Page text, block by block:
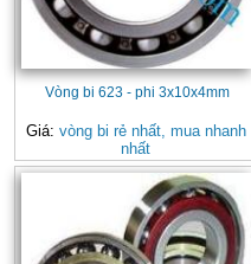
Vòng bi 623 - phi 3x10x4mm
Giá: vòng bi rẻ nhất, mua nhanh
nhất